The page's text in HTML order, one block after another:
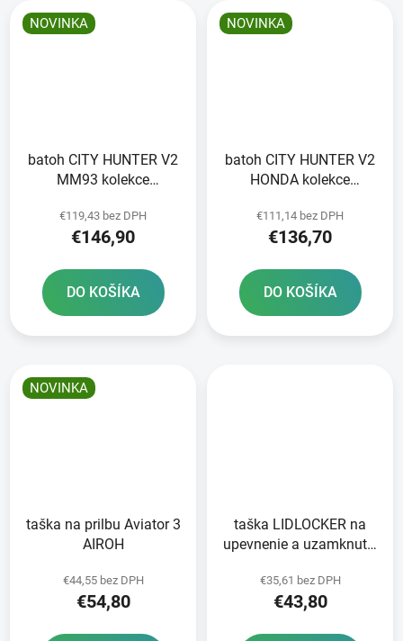
NOVINKA
batoh CITY HUNTER V2
MM93 kolekce
šedá/červená 2025
€119,43 bez DPH
€146,90
DO KOŠÍKA
NOVINKA
batoh CITY HUNTER V2
HONDA kolekce
červená 2025
€111,14 bez DPH
€136,70
DO KOŠÍKA
NOVINKA
taška na prilbu Aviator 3
AIROH
€44,55 bez DPH
€54,80
taška LIDLOCKER na
upevnenie a uzamknutie
€35,61 bez DPH
€43,80